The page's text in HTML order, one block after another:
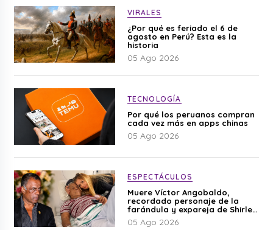
VIRALES
¿Por qué es feriado el 6 de
agosto en Perú? Esta es la
historia
05 Ago 2026
TECNOLOGÍA
Por qué los peruanos compran
cada vez más en apps chinas
05 Ago 2026
ESPECTÁCULOS
Muere Víctor Angobaldo,
recordado personaje de la
farándula y expareja de Shirley
Cherres
05 Ago 2026